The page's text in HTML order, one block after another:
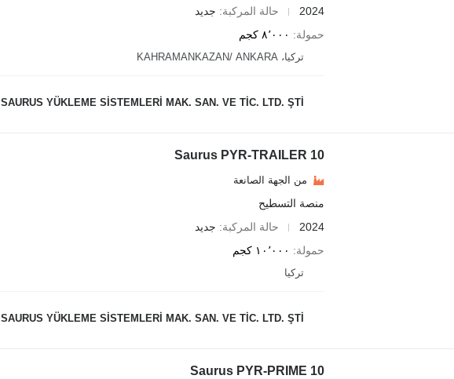
2024
حالة المركبة
جديد
حمولة
٨٬٠٠٠ كجم
تركيا، KAHRAMANKAZAN/ ANKARA
SAURUS YÜKLEME SİSTEMLERİ MAK. SAN. VE TİC. LTD. ŞTİ.
Saurus PYR-TRAILER 10
من الجهة الصانعة
منصة التسطيح
2024
حالة المركبة
جديد
حمولة
١٠٬٠٠٠ كجم
تركيا
SAURUS YÜKLEME SİSTEMLERİ MAK. SAN. VE TİC. LTD. ŞTİ.
Saurus PYR-PRIME 10